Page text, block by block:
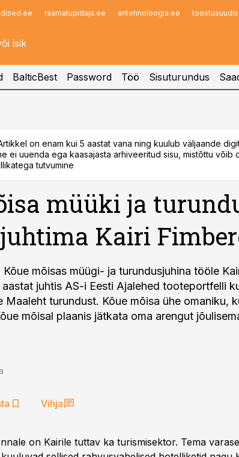
raamatupidaja.ee aritehnoloogia.ee
BalticBest Password Töö Sisuturundus
on enam kui 5 aastat vana ning kuulub väljaande
ei uuenda ega kaasajasta arhiveeritud sisu, mistõttu võib
tutvumine
müüki ja
Kairi
Kõue mõisas müügi- ja turundusjuhina tööle
juhtis AS-i Eesti Ajalehed tooteportfelli
Maaleht turundust. Kõue mõisa ühe omaniku,
mõisal plaanis jätkata oma arengut
Vihja
on Kairile tuttav ka turismisektor. Tema